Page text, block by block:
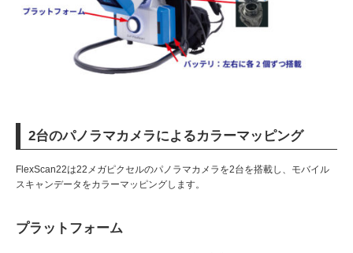
2台のパノラマカメラによるカラーマッピング
FlexScan22は22メガピクセルのパノラマカメラを2台を搭載し、モバイル
スキャンデータをカラーマッピングします。
プラットフォーム